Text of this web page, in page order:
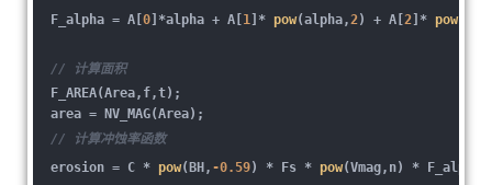
F_alpha = A[0]*alpha + A[1 ]* pow(alpha, 2) + A[2]* pow
// 计算面积
F_AREA(Area,f,t);
area = NV_MAG(Area);
// 计算冲蚀率函数
erosion = C * pow(BH, -0.59) * Fs * pow(Vmag,n) *